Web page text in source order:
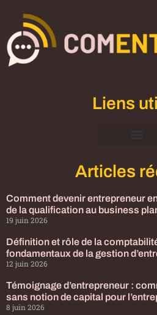
Liens
Articles
Comment devenir entrepreneur
de la qualification au business
19 juin 2026
Définition et rôle de la
fondamentaux de la gestion
12 juin 2026
Témoignage d’entrepreneur :
sans notion de capital pour
8 juin 2026